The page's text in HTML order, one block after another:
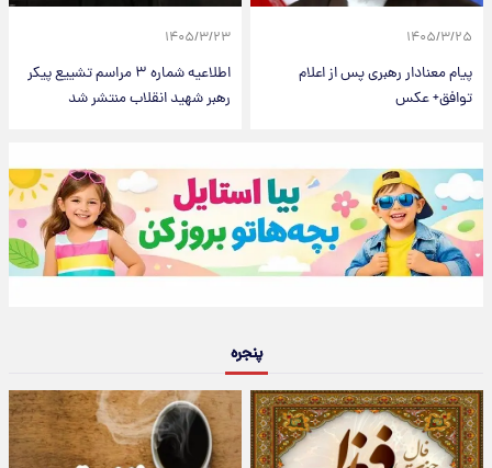
۱۴۰۵/۳/۲۵
پیام معنادار رهبری پس از اعلام
توافق+ عکس
۱۴۰۵/۳/۲۳
اطلاعیه شماره ۳ مراسم تشییع پیکر
رهبر شهید انقلاب منتشر شد
پنجره